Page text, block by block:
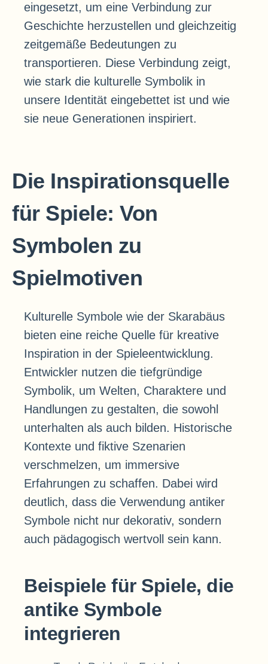
eingesetzt, um eine Verbindung zur
Geschichte herzustellen und gleichzeitig
zeitgemäße Bedeutungen zu
transportieren. Diese Verbindung zeigt,
wie stark die kulturelle Symbolik in
unsere Identität eingebettet ist und wie
sie neue Generationen inspiriert.
Die Inspirationsquelle
für Spiele: Von
Symbolen zu
Spielmotiven
Kulturelle Symbole wie der Skarabäus
bieten eine reiche Quelle für kreative
Inspiration in der Spieleentwicklung.
Entwickler nutzen die tiefgründige
Symbolik, um Welten, Charaktere und
Handlungen zu gestalten, die sowohl
unterhalten als auch bilden. Historische
Kontexte und fiktive Szenarien
verschmelzen, um immersive
Erfahrungen zu schaffen. Dabei wird
deutlich, dass die Verwendung antiker
Symbole nicht nur dekorativ, sondern
auch pädagogisch wertvoll sein kann.
Beispiele für Spiele, die
antike Symbole
integrieren